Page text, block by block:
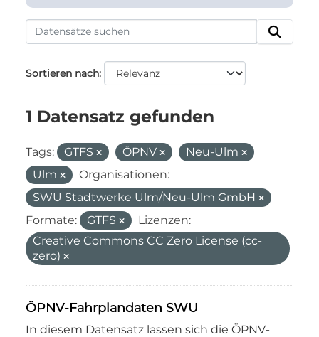
Sortieren nach
1 Datensatz gefunden
Tags: GTFS ÖPNV
Neu-Ulm
Ulm
Organisationen:
SWU Stadtwerke Ulm/Neu-Ulm GmbH
Formate:
GTFS
Lizenzen:
Creative Commons CC Zero License (cc-
zero)
ÖPNV-Fahrplandaten SWU
In diesem Datensatz lassen sich die ÖPNV-